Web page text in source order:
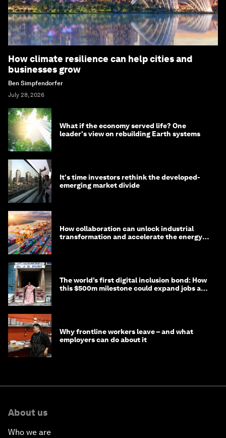
How climate resilience can help cities and
businesses grow
Ben Simpfendorfer
July 28, 2026
What if the economy served life? One
leader's view on rebuilding Earth systems
It's time investors rethink the developed-
emerging market divide
How collaboration can unlock industrial
transformation and accelerate the energy
The world’s first digital inclusion bond: How
this $500m milestone could expand jobs and
Why frontline workers leave – and what
employers can do about it
About us
Who we are